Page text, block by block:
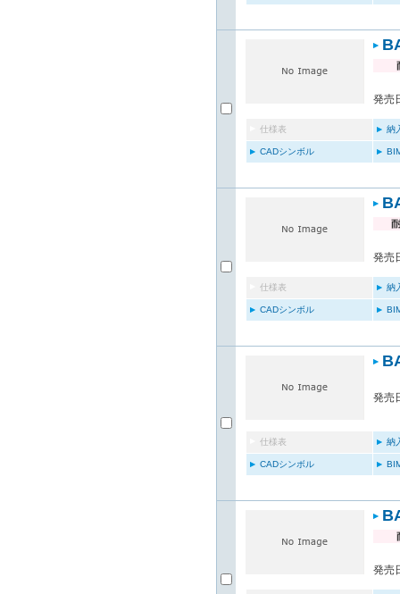
発売
仕様表 納
CADシンボル
発売
仕様表 納
CADシンボル
発売
仕様表 納
CADシンボル
発売